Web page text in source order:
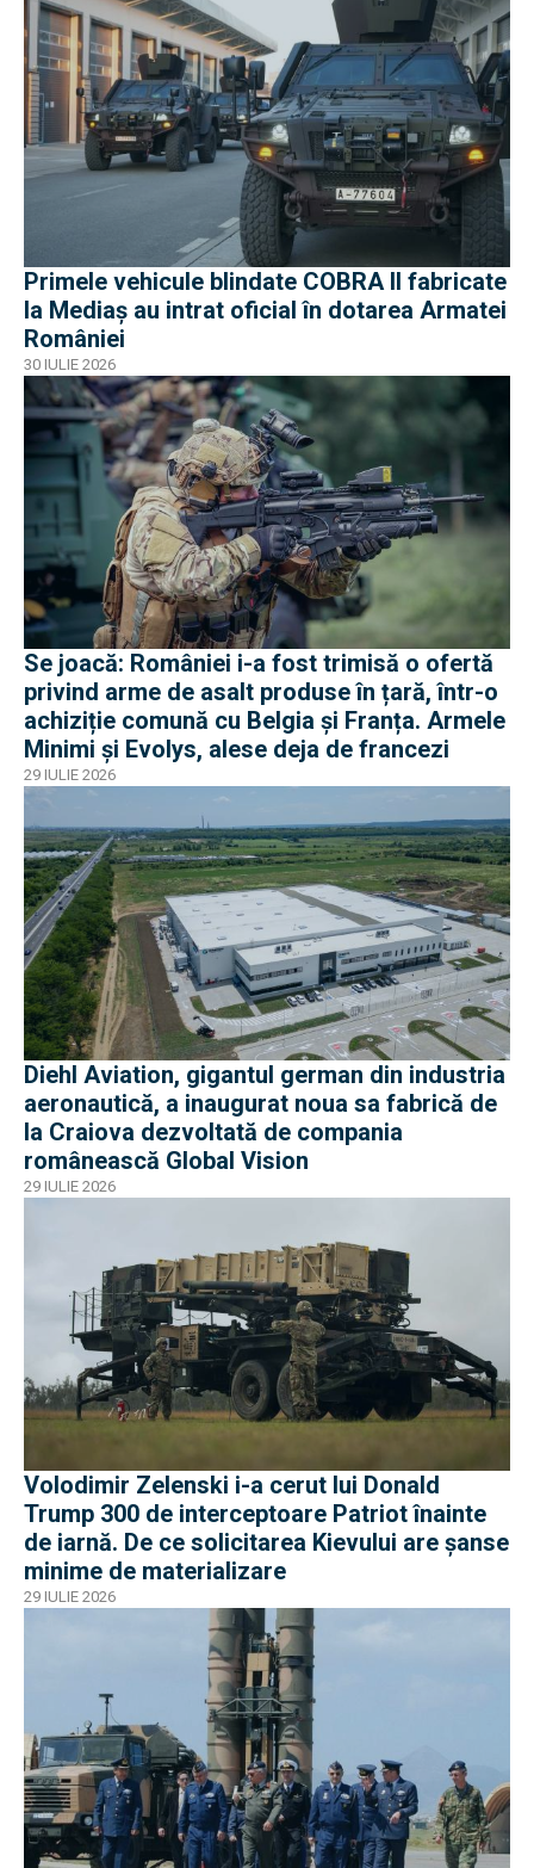
Primele vehicule blindate COBRA II fabricate
la Mediaș au intrat oficial în dotarea Armatei
României
30 IULIE 2026
Se joacă: României i-a fost trimisă o ofertă
privind arme de asalt produse în țară, într-o
achiziție comună cu Belgia și Franța. Armele
Minimi și Evolys, alese deja de francezi
29 IULIE 2026
Diehl Aviation, gigantul german din industria
aeronautică, a inaugurat noua sa fabrică de
la Craiova dezvoltată de compania
românească Global Vision
29 IULIE 2026
Volodimir Zelenski i-a cerut lui Donald
Trump 300 de interceptoare Patriot înainte
de iarnă. De ce solicitarea Kievului are șanse
minime de materializare
29 IULIE 2026